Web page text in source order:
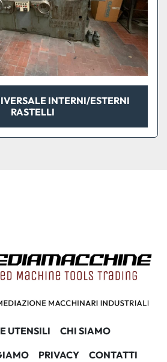
INTERNI/ESTERNI
RASTELLI
UTENSILI
CHI SIAMO
PRIVACY CONTATTI